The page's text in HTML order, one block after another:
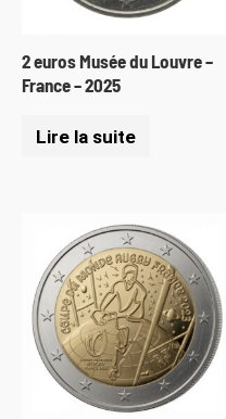
2 euros Musée du Louvre –
France – 2025
Lire la suite